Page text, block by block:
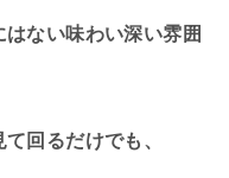
ない味わい深い雰囲
回るだけでも、